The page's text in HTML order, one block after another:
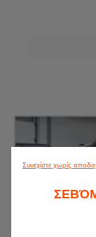
Συνεχίστε χωρίς